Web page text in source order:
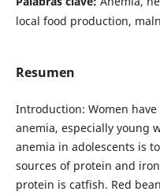
local food production,
Resumen
Introduction: Women
anemia, especially young
anemia in adolescents is
sources of protein and
protein is catfish. Red